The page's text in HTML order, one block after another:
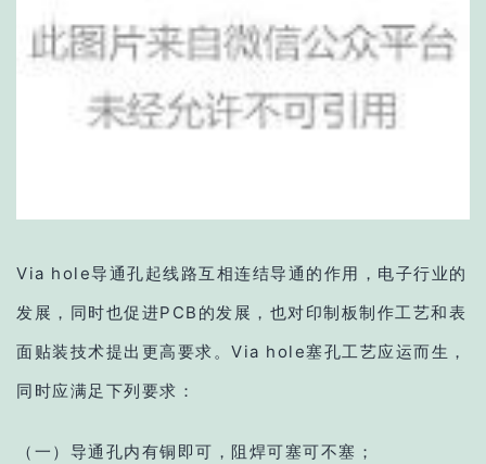
Via hole导通孔起线路互相连结导通的作用，电子行业的
发展，同时也促进PCB的发展，也对印制板制作工艺和表
面贴装技术提出更高要求。Via hole塞孔工艺应运而生，
同时应满足下列要求：
（一）导通孔内有铜即可，阻焊可塞可不塞；